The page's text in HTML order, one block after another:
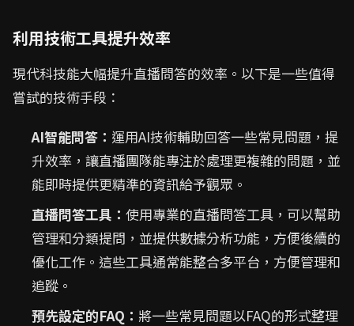
利用技術工具提升效率
現代科技能大幅提升直播問答的效率。以下是一些值得
嘗試的技術手段：
AI智能問答： 運用AI技術輔助回答一些常見問題，提
升效率，讓直播團隊能專注於處理更複雜的問題，並
能即時提供更精準的資訊給予觀眾。
直播問答工具： 使用專業的直播問答工具，可以幫助
管理和分類提問，並提供數據分析功能，方便後續的
優化工作。這些工具通常能整合多平台，方便管理和
追蹤。
預先設定的FAQ： 將一些常見問題以FAQ的形式整理